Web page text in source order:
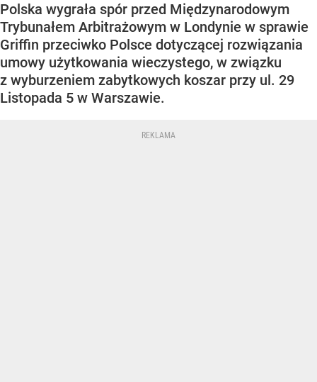
Polska wygrała spór przed Międzynarodowym
Trybunałem Arbitrażowym w Londynie w sprawie
Griffin przeciwko Polsce dotyczącej rozwiązania
umowy użytkowania wieczystego, w związku
z wyburzeniem zabytkowych koszar przy ul. 29
Listopada 5 w Warszawie.